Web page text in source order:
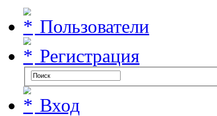
Пользователи
Регистрация
Вход